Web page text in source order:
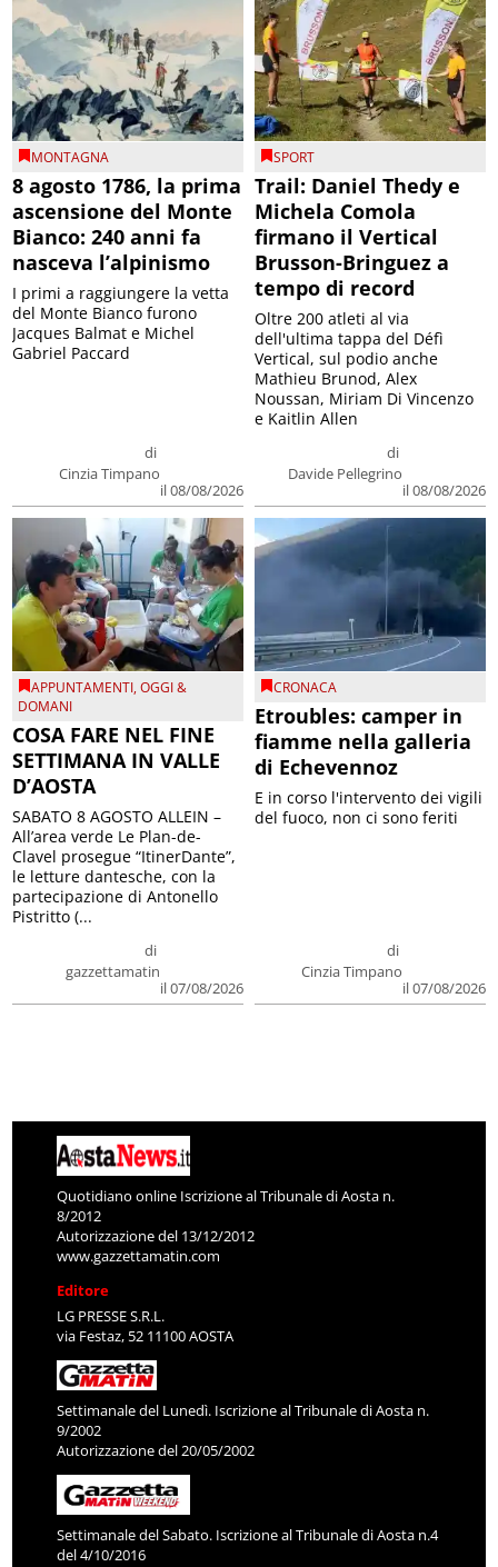
MONTAGNA
8 agosto 1786, la prima
ascensione del Monte
Bianco: 240 anni fa
nasceva l’alpinismo
di
Cinzia Timpano
il 08/08/2026
I primi a raggiungere la vetta
del Monte Bianco furono
Jacques Balmat e Michel
Gabriel Paccard
SPORT
Trail: Daniel Thedy e
Michela Comola
firmano il Vertical
Brusson-Bringuez a
tempo di record
di
Davide Pellegrino
il 08/08/2026
Oltre 200 atleti al via
dell'ultima tappa del Défì
Vertical, sul podio anche
Mathieu Brunod, Alex
Noussan, Miriam Di Vincenzo
e Kaitlin Allen
APPUNTAMENTI,OGGI &
DOMANI
COSA FARE NEL FINE
SETTIMANA IN VALLE
D’AOSTA
di
gazzettamatin
il 07/08/2026
SABATO 8 AGOSTO ALLEIN –
All’area verde Le Plan-de-
Clavel prosegue “ItinerDante”,
le letture dantesche, con la
partecipazione di Antonello
Pistritto (...
CRONACA
Etroubles: camper in
fiamme nella galleria
di Echevennoz
di
Cinzia Timpano
il 07/08/2026
E in corso l'intervento dei vigili
del fuoco, non ci sono feriti
Quotidiano online Iscrizione al Tribunale di Aosta n.
8/2012
Autorizzazione del 13/12/2012
www.gazzettamatin.com
Editore
LG PRESSE S.R.L.
via Festaz, 52 11100 AOSTA
Settimanale del Lunedì. Iscrizione al Tribunale di Aosta n.
9/2002
Autorizzazione del 20/05/2002
Settimanale del Sabato. Iscrizione al Tribunale di Aosta n.4
del 4/10/2016